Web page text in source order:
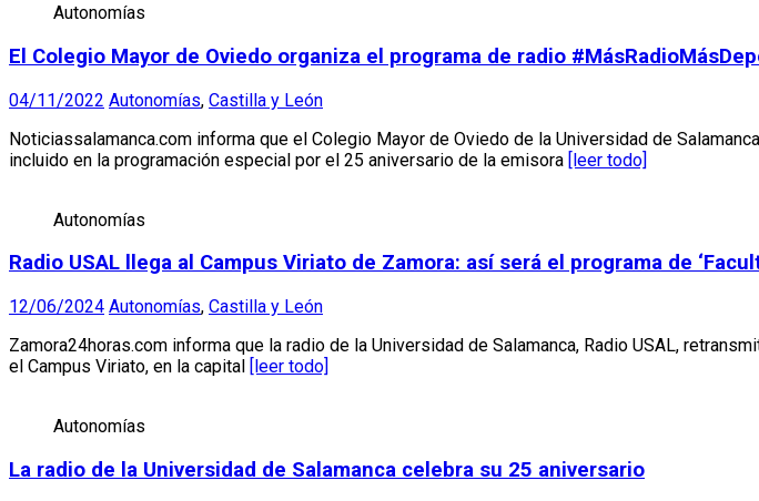
Autonomías
El Colegio Mayor de Oviedo organiza el programa de radio
04/11/2022 Autonomías, Castilla y León
Noticiassalamanca.com informa que el Colegio Mayor de Oviedo de la Universidad de
incluido en la programación especial por el 25 aniversario de la emisora [leer todo]
Autonomías
Radio USAL llega al Campus Viriato de Zamora: así será el programa de
12/06/2024 Autonomías, Castilla y León
Zamora24horas.com informa que la radio de la Universidad de Salamanca, Radio USAL,
el Campus Viriato, en la capital [leer todo]
Autonomías
La radio de la Universidad de Salamanca celebra su 25 aniversario